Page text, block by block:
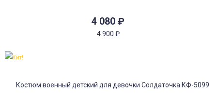
4 080 ₽
4 900 ₽
Хит!